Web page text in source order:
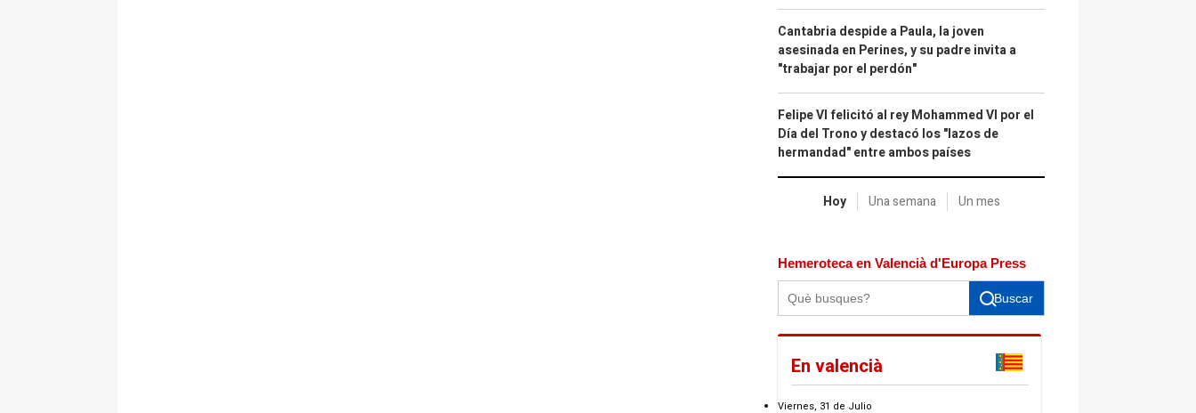
Cantabria despide a Paula, la joven
asesinada en Perines, y su padre invita a
"trabajar por el perdón"
Felipe VI felicitó al rey Mohammed VI por el
Día del Trono y destacó los "lazos de
hermandad" entre ambos países
Hoy Una semana Un mes
Hemeroteca en Valencià d'Europa Press
Buscar
En valencià
Viernes, 31 de Julio